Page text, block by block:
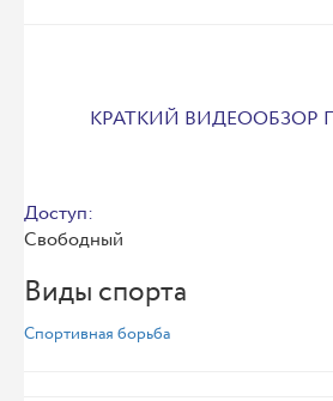
КРАТКИЙ
Доступ:
Свободный
Виды спорта
Спортивная борьба